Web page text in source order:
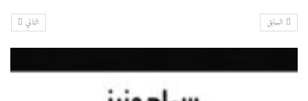
التالي السابق